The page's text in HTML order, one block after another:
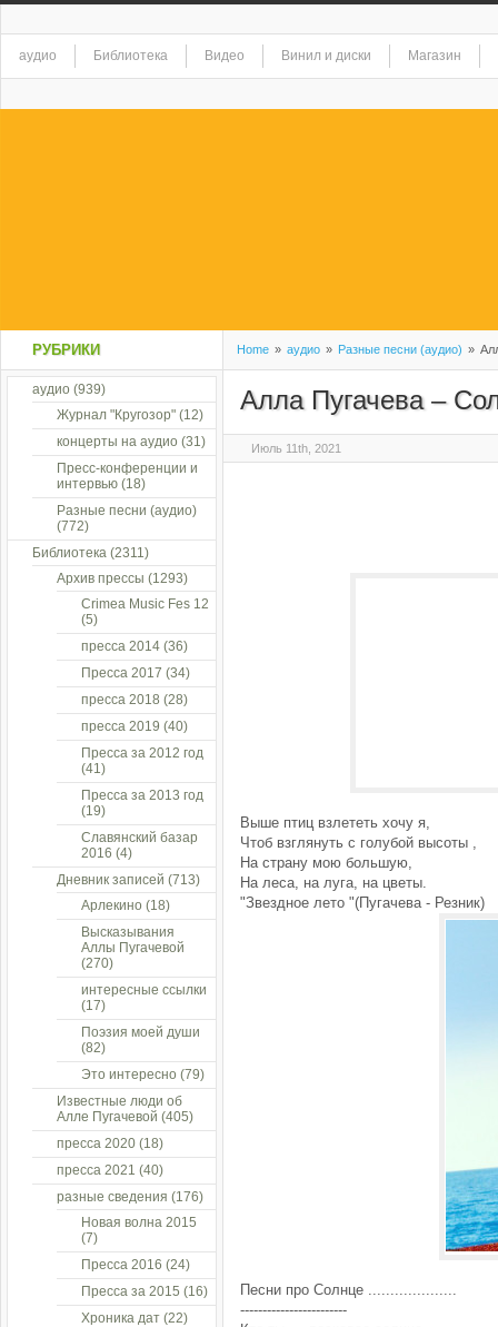
аудио Библиотека Видео Винил и диски Магазин
Home » аудио » Разные песни (аудио) »
Алла Пугачева –
Июль 11th, 2021
Выше птиц взлететь хочу я,
Чтоб взглянуть с голубой высоты ,
На страну мою большую,
На леса, на луга, на цветы.
"Звездное лето "(Пугачева - Резник)
Песни про Солнце ....................
------------------------
РУБРИКИ
аудио (939)
Журнал "Кругозор" (12)
концерты на аудио (31)
Пресс-конференции и
интервью (18)
Разные песни (аудио)
(772)
Библиотека (2311)
Архив прессы (1293)
Crimea Music Fes 12
(5)
пресса 2014 (36)
Пресса 2017 (34)
пресса 2018 (28)
пресса 2019 (40)
Пресса за 2012 год
(41)
Пресса за 2013 год
(19)
Славянский базар
2016 (4)
Дневник записей (713)
Арлекино (18)
Высказывания
Аллы Пугачевой
(270)
интересные ссылки
(17)
Поэзия моей души
(82)
Это интересно (79)
Известные люди об
Алле Пугачевой (405)
пресса 2020 (18)
пресса 2021 (40)
разные сведения (176)
Новая волна 2015
(7)
Пресса 2016 (24)
Пресса за 2015 (16)
Хроника дат (22)